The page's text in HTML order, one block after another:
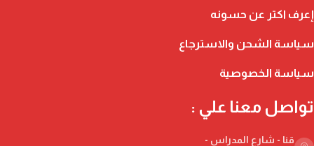
إعرف اكتر عن حسونه
سياسة الشحن والاسترجاع
سياسة الخصوصية
تواصل معنا علي :
قنا - شارع المدراس -